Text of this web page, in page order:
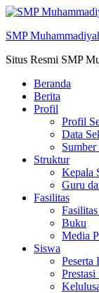
Skip
konten
SMP
Situs Resmi SMP
Beranda
Berita
Profil
Profil
Data
Struktur
Kepala
Guru
Fasilitas
Buku
Media
Siswa
Peserta
Prestasi